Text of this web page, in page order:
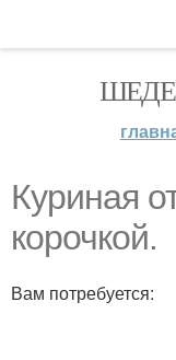
Куриная
корочкой.
Вам потребуется: